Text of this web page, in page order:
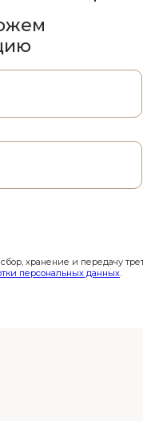
хранение и передачу
персональных данных.